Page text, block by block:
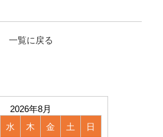
一覧に戻る
2026年8月
水 木 金 土
日